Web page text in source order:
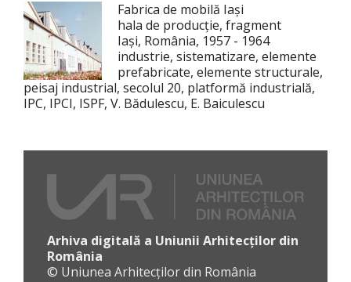
Fabrica de mobilă Iași
hala de producție, fragment
Iași, România, 1957 - 1964
industrie, sistematizare, elemente
prefabricate, elemente structurale,
peisaj industrial, secolul 20, platformă industrială,
IPC, IPCI, ISPF, V. Bădulescu, E. Baiculescu
Arhiva digitală a Uniunii Arhitecților din
România
© Uniunea Arhitecților din România